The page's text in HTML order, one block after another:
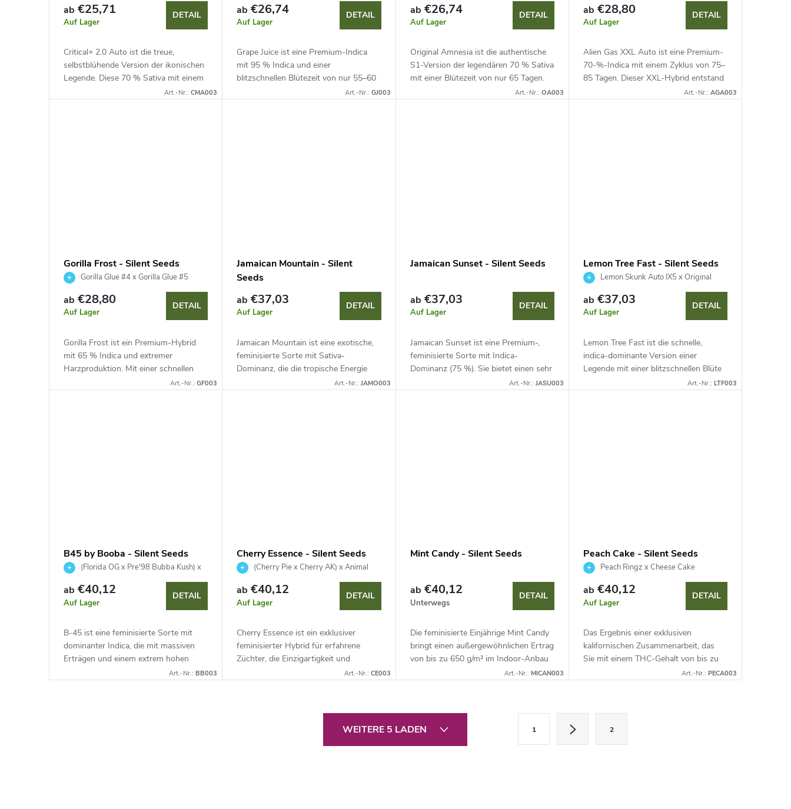
e
ab €25,71
Auf Lager
DETAIL
Critical+ 2.0 Auto ist die treue,
selbstblühende Version der ikonischen
Legende. Diese 70 % Sativa mit einem
Zyklus von 70–80 Tagen liefert eine
Art.-Nr.:CMA003
ab €26,74
Auf Lager
DETAIL
Grape Juice ist eine Premium-Indica
mit 95 % Indica und einer
blitzschnellen Blütezeit von nur 55–60
Tagen. Trotz ihres kompakten Wuchses
Art.-Nr.: GJ003
ab €26,74
Auf Lager
DETAIL
Original Amnesia ist die authentische
S1-Version der legendären 70 % Sativa
mit einer Blütezeit von nur 65 Tagen.
Sie liefert XXL-Erträge von bis zu 1500
Art.-Nr.: OA003
ab €28,80
Auf Lager
DETAIL
Alien Gas XXL Auto ist eine Premium-
70-%-Indica mit einem Zyklus von 75–
85 Tagen. Dieser XXL-Hybrid entstand
aus der Verbindung der Elite-US-
Art.-Nr.: AGA003
Gorilla Frost - Silent Seeds
Gorilla Glue #4 x Gorilla Glue #5
ab €28,80
Auf Lager
DETAIL
Gorilla Frost ist ein Premium-Hybrid
mit 65 % Indica und extremer
Harzproduktion. Mit einer schnellen
Blüte von 58–63 Tagen und XXL-Art.-Nr.:GF003
Jamaican Mountain - Silent
Seeds
ab €37,03
Auf Lager
DETAIL
Jamaican Mountain ist eine exotische,
feminisierte Sorte mit Sativa-
Dominanz, die die tropische Energie
Jamaikas bringt. Erwarten Sie einen
Art.-Nr.: JAMO003
Jamaican Sunset - Silent Seeds
ab €37,03
Auf Lager
DETAIL
Jamaican Sunset ist eine Premium-,
feminisierte Sorte mit Indica-
Dominanz (75 %). Sie bietet einen sehr
hohen THC-Gehalt (25-28 %),Art.-Nr.: JASU003
Lemon Tree Fast - Silent Seeds
Lemon Skunk Auto IX5 x Original
ab €37,03
Auf Lager
DETAIL
Lemon Tree Fast ist die schnelle,
indica-dominante Version einer
Legende mit einer blitzschnellen Blüte
von 50–55 Tagen. Sie bietet XXL-
Art.-Nr.: LTF003
B45 by Booba - Silent Seeds
(Florida OG x Pre'98 Bubba Kush) x
ab €40,12
Auf Lager
DETAIL
B-45 ist eine feminisierte Sorte mit
dominanter Indica, die mit massiven
Erträgen und einem extrem hohen
THC-Gehalt (30-32 %) beeindruckt.
Art.-Nr.:BB003
Cherry Essence - Silent Seeds
(Cherry Pie x Cherry AK) x Animal
ab €40,12
Auf Lager
DETAIL
Cherry Essence ist ein exklusiver
feminisierter Hybrid für erfahrene
Züchter, die Einzigartigkeit und
höchste Qualität suchen. Mit einem
Art.-Nr.: CE003
Mint Candy - Silent Seeds
ab €40,12
Unterwegs
DETAIL
Die feminisierte Einjährige Mint Candy
bringt einen außergewöhnlichen Ertrag
von bis zu 650 g/m² im Indoor-Anbau
und ein faszinierendes minzig-keksiges
Art.-Nr.: MICAN003
Peach Cake - Silent Seeds
Peach Ringz x Cheese Cake
ab €40,12
Auf Lager
DETAIL
Das Ergebnis einer exklusiven
kalifornischen Zusammenarbeit, das
Sie mit einem THC-Gehalt von bis zu
27 % und einem Gourmet-Aroma
Art.-Nr.: PECA003
WEITERE 5 LADEN
a
1 2